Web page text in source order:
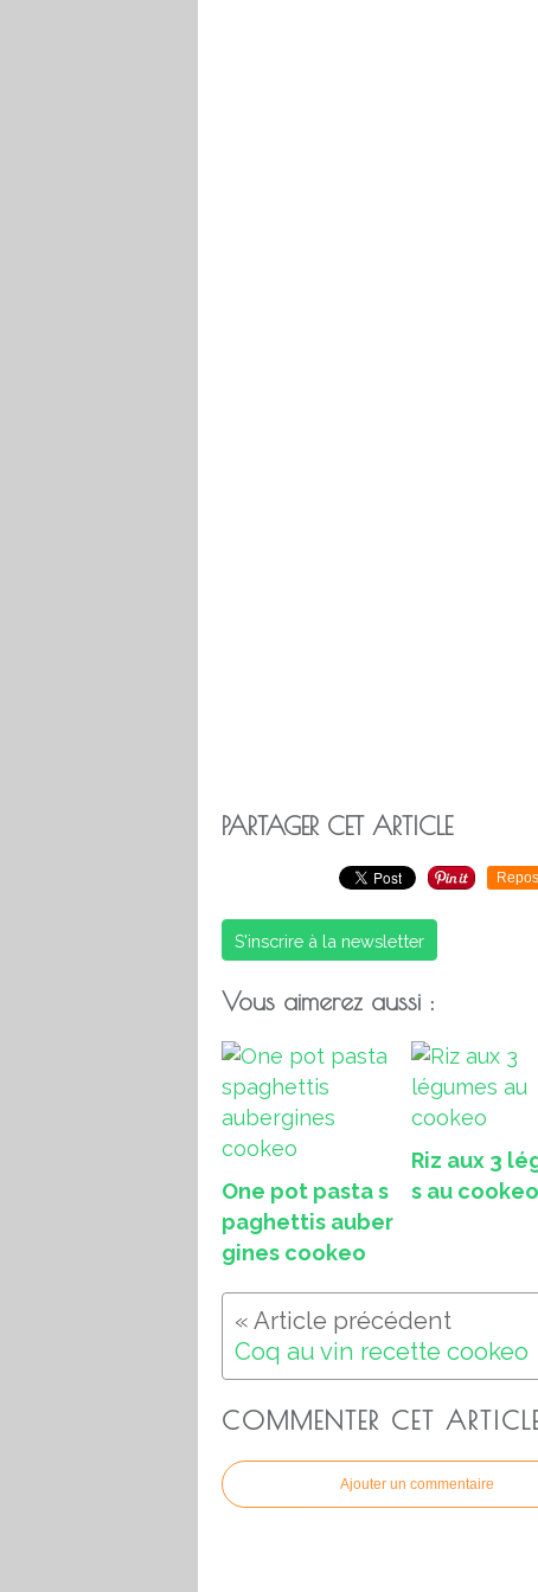
PARTAGER CET ARTICLE
S'inscrire à la newsletter
Vous aimerez aussi :
One pot pasta s
paghettis auber
gines cookeo
Riz aux 3
s au cookeo
Coq au vin recette cookeo
COMMENTER CET
Ajouter un commentaire